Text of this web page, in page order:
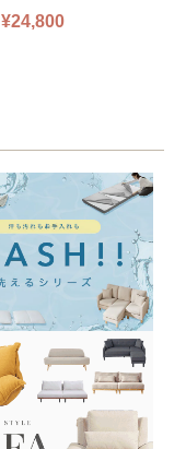
掛けソファ O’HANA ソ
¥24,800